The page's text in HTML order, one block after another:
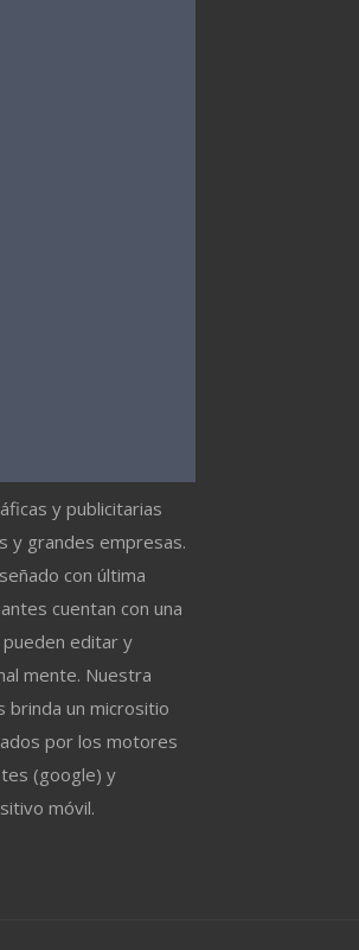
y publicitarias
y grandes empresas.
con última
cuentan con una
editar y
mente. Nuestra
brinda un micrositio
por los motores
(google) y
móvil.